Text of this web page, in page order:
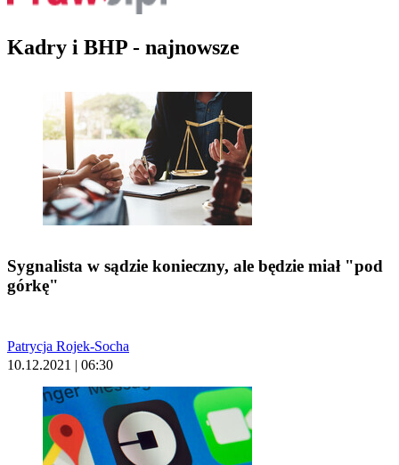
Kadry i BHP - najnowsze
Sygnalista w sądzie konieczny, ale będzie miał "pod
górkę"
Patrycja Rojek-Socha
10.12.2021 | 06:30